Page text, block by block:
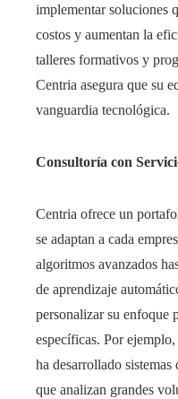
implementar soluciones
costos y aumentan la
talleres formativos y
Centria asegura que su
vanguardia tecnológica.
Consultoría con
Centria ofrece un
se adaptan a cada
algoritmos avanzados
de aprendizaje
personalizar su enfoque
específicas. Por
ha desarrollado
que analizan grandes